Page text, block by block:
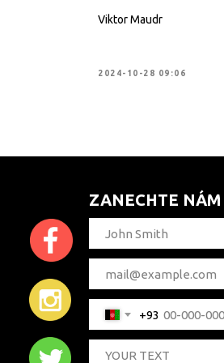
Viktor Maudr
2024-10-28 09:06
+93
ZANECHTE NÁM